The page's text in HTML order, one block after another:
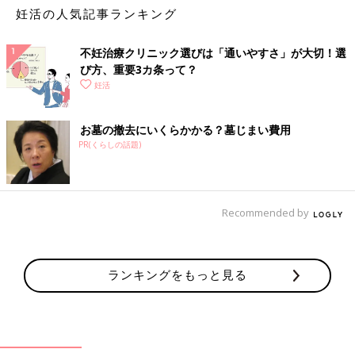
プリューム レディース クリニック院長 松本由紀子先生
プリューム レディース クリニック院長。不妊治療専門「英ウィ
メンズクリニック」で副院長を勤めた後、2021年に独立して開
業。自らも不妊治療の経験を持つことから、常に女性に寄り添う
治療方針に定評がある。
妊活の人気記事ランキング
不妊治療クリニック選びは「通いやすさ」が大切！選
び方、重要3カ条って？
妊活
お墓の撤去にいくらかかる？墓じまい費用
PR(くらしの話題)
Recommended by
ランキングをもっと見る